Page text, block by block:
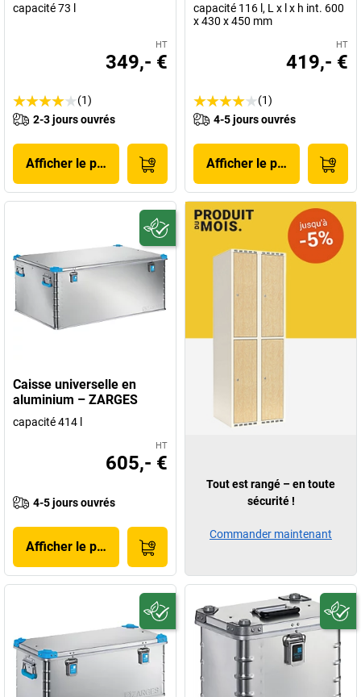
capacité 73 l
HT
349,- €
(1)
2-3 jours ouvrés
Afficher le produit
capacité 116 l, L x l x h int. 600
x 430 x 450 mm
HT
419,- €
(1)
4-5 jours ouvrés
Afficher le produit
Caisse universelle en
aluminium – ZARGES
capacité 414 l
HT
605,- €
4-5 jours ouvrés
Afficher le produit
Tout est rangé – en toute
sécurité !
Commander maintenant